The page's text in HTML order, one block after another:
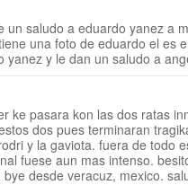
un saludo a eduardo yanez a
una foto de eduardo el es
yanez y le dan un saludo a
ke pasara kon las dos ratas
dos pues terminaran
y la gaviota. fuera de todo
fuese aun mas intenso.
desde veracuz, mexico.